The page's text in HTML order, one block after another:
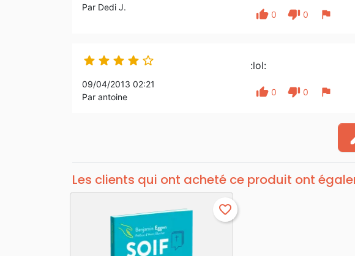
Par Dedi J.
thumb_up 0 thumb_down 0 flag
    
09/04/2013 02:21
Par antoine
:lol:
thumb_up 0 thumb_down 0 flag
Les clients qui ont acheté ce produit ont
favorite_border